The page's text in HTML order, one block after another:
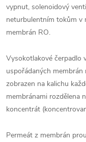
vypnut, solenoidový
neturbulentním tokům v
membrán RO.
Vysokotlakové čerpadlo
uspořádaných
zobrazen na kalichu
membránami rozdělena
koncentrát
Permeát z membrán